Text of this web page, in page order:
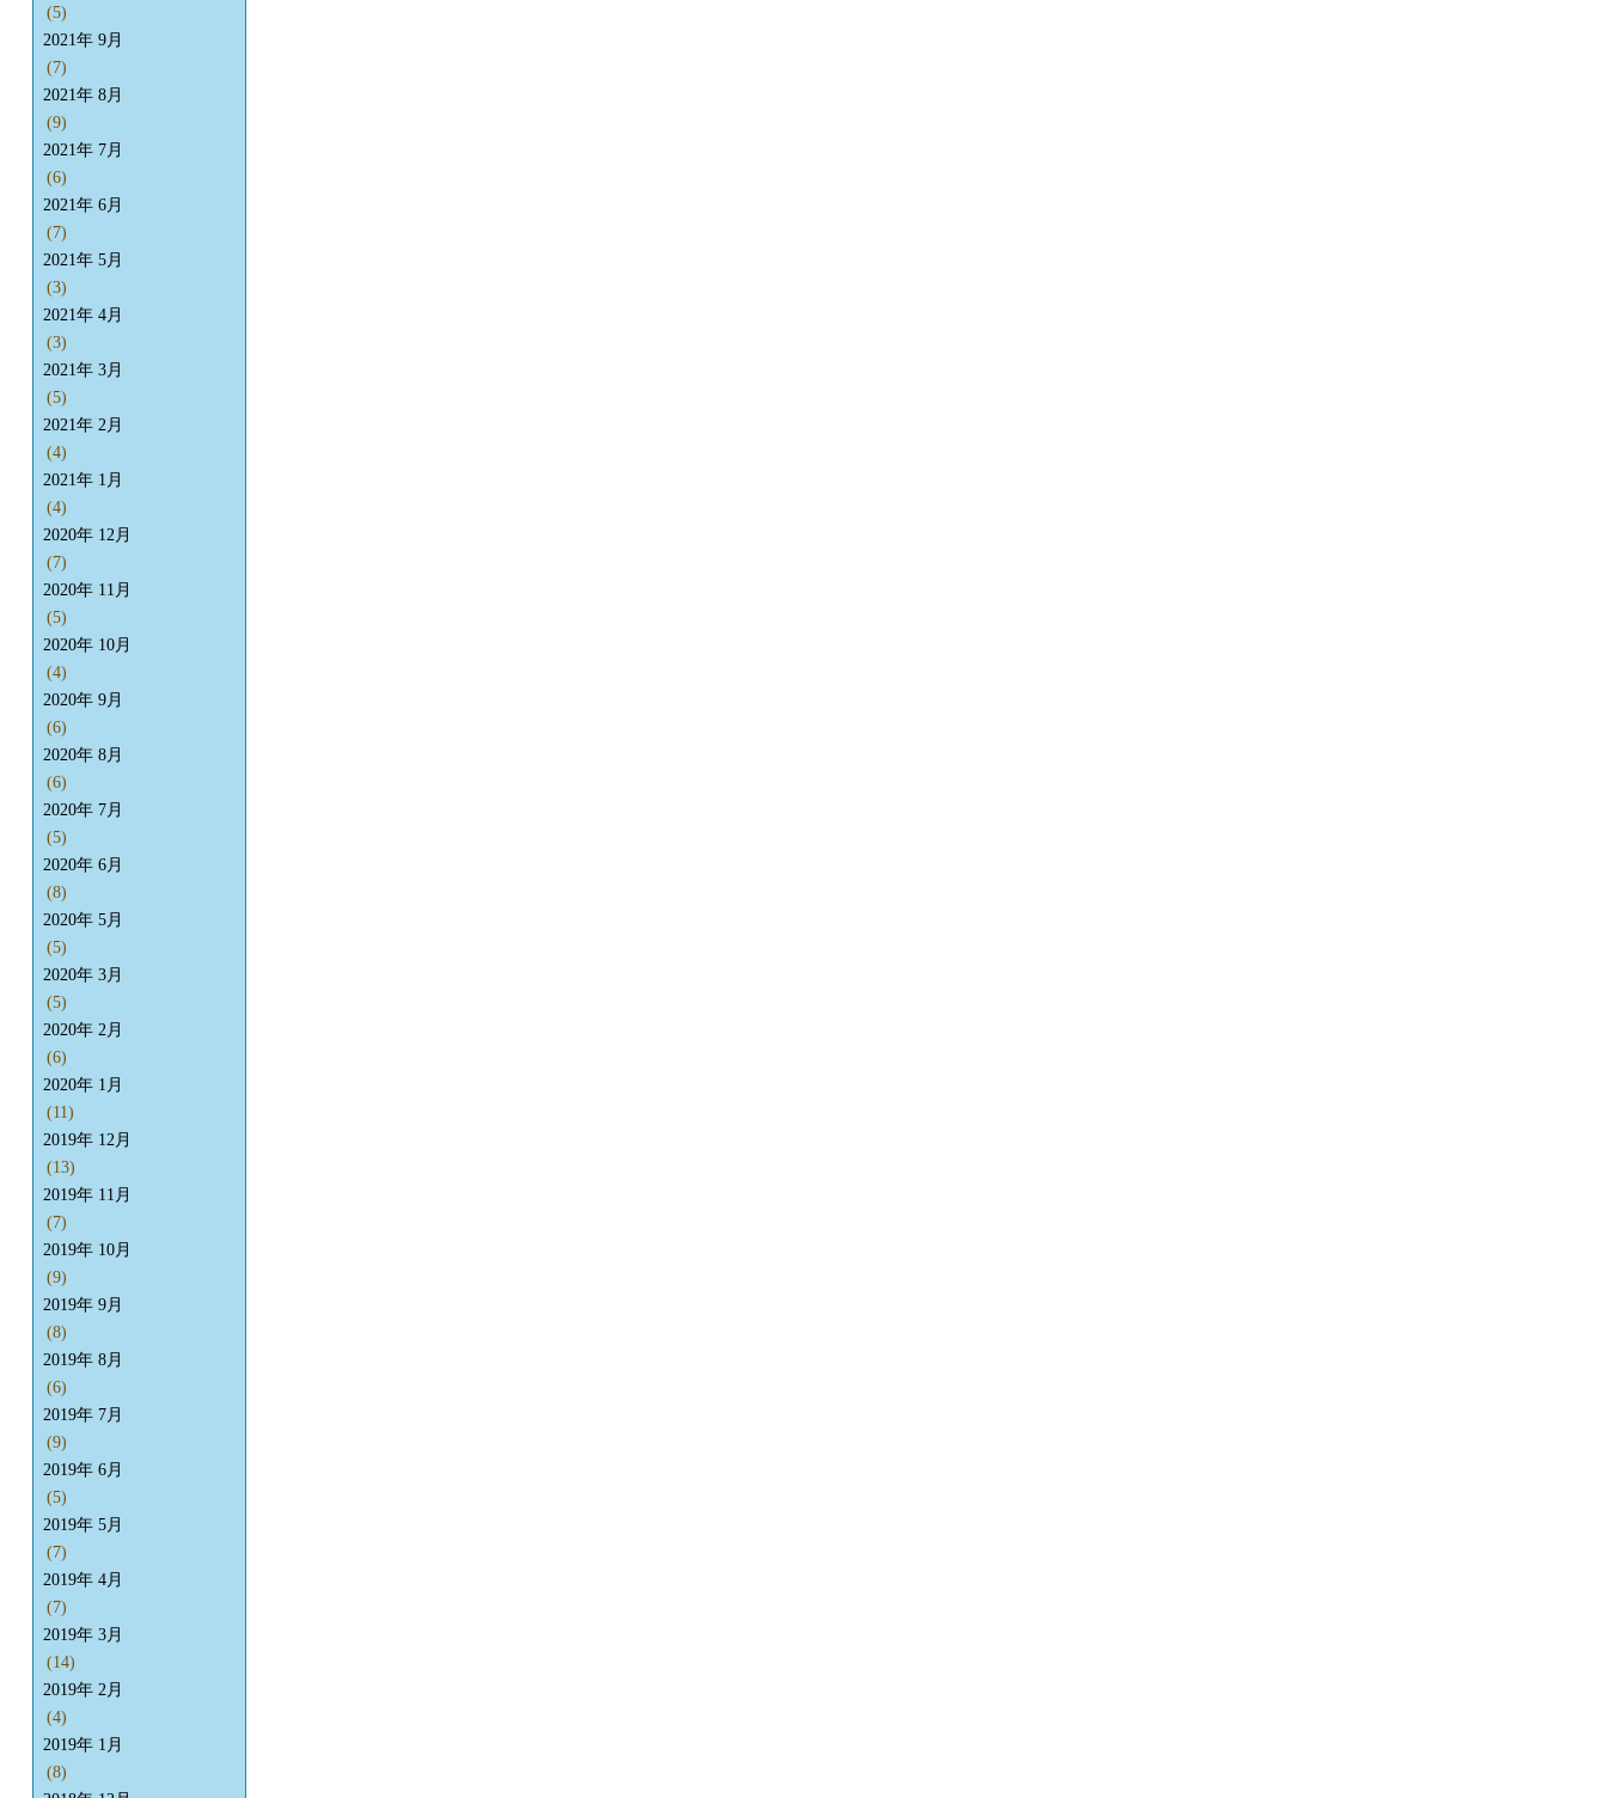
(5)
2021年 9月
(7)
2021年 8月
(9)
2021年 7月
(6)
2021年 6月
(7)
2021年 5月
(3)
2021年 4月
(3)
2021年 3月
(5)
2021年 2月
(4)
2021年 1月
(4)
2020年 12月
(7)
2020年 11月
(5)
2020年 10月
(4)
2020年 9月
(6)
2020年 8月
(6)
2020年 7月
(5)
2020年 6月
(8)
2020年 5月
(5)
2020年 3月
(5)
2020年 2月
(6)
2020年 1月
(11)
2019年 12月
(13)
2019年 11月
(7)
2019年 10月
(9)
2019年 9月
(8)
2019年 8月
(6)
2019年 7月
(9)
2019年 6月
(5)
2019年 5月
(7)
2019年 4月
(7)
2019年 3月
(14)
2019年 2月
(4)
2019年 1月
(8)